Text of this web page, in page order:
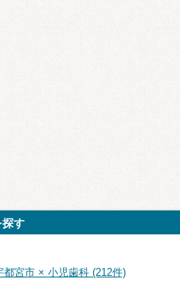
探す
都宮市 × 小児歯科 (212件)